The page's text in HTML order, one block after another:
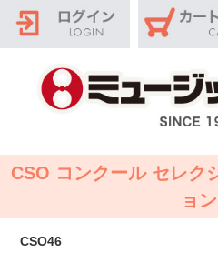
CSO コンクール セレク
ョン
CSO46